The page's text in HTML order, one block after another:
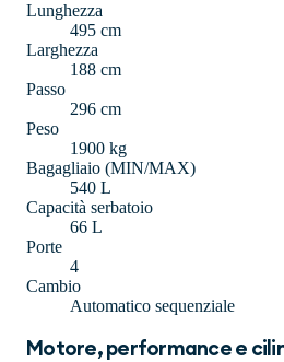
Lunghezza
495 cm
Larghezza
188 cm
Passo
296 cm
Peso
1900 kg
Bagagliaio (MIN/MAX)
540 L
Capacità serbatoio
66 L
Porte
4
Cambio
Automatico sequenziale
Motore, performance e